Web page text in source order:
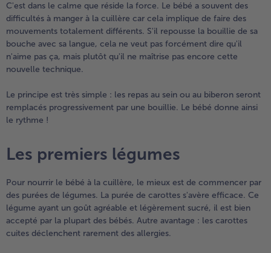
C'est dans le calme que réside la force. Le bébé a souvent des
difficultés à manger à la cuillère car cela implique de faire des
mouvements totalement différents. S'il repousse la bouillie de sa
bouche avec sa langue, cela ne veut pas forcément dire qu'il
n'aime pas ça, mais plutôt qu'il ne maîtrise pas encore cette
nouvelle technique.
Le principe est très simple : les repas au sein ou au biberon seront
remplacés progressivement par une bouillie. Le bébé donne ainsi
le rythme !
Les premiers légumes
Pour nourrir le bébé à la cuillère, le mieux est de commencer par
des purées de légumes. La purée de carottes s'avère efficace. Ce
légume ayant un goût agréable et légèrement sucré, il est bien
accepté par la plupart des bébés. Autre avantage : les carottes
cuites déclenchent rarement des allergies.